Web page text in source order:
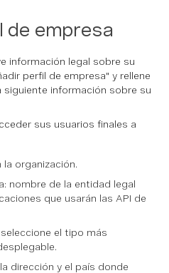
de empresa
información legal sobre su
perfil de empresa" y rellene
siguiente información sobre su
sus usuarios finales a
la organización.
nombre de la entidad legal
que usarán las API de
el tipo más
dirección y el país donde